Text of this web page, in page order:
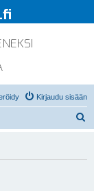
Kirjaudu sisään